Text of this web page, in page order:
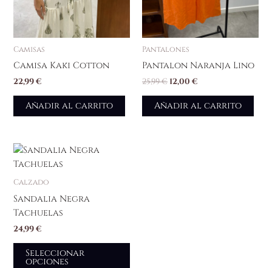
Camisas
Camisa Kaki Cotton
22,99€
Añadir al carrito
Pantalones
Pantalon Naranja Lino
25,99€ 12,00€
Añadir al carrito
Calzado
Sandalia Negra
Tachuelas
24,99€
Seleccionar
opciones